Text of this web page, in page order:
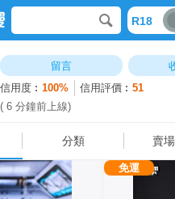
R18
留言
信用度︰100% 信用評價︰51
( 6 分鐘前上線)
分類 賣
免運
分類 賣